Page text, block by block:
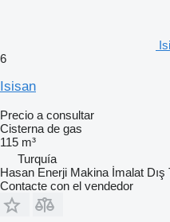
6
Isisan
Precio a consultar
Cisterna de gas
115 m³
Turquía
Hasan Enerji Makina İmalat Dış
Contacte con el vendedor